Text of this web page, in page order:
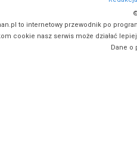
to internetowy przewodnik po
cookie nasz serwis może działać
Dane o